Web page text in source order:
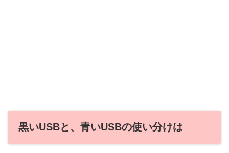
黒いUSBと、青いUSBの使い分けは